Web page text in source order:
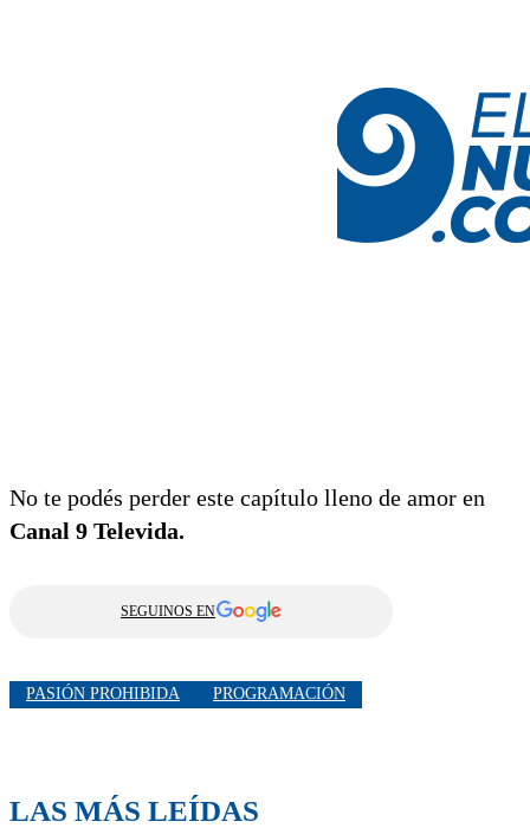
No te podés perder este capítulo lleno de amor en
Canal 9 Televida.
SEGUINOS EN
PASIÓN PROHIBIDA PROGRAMACIÓN
LAS MÁS LEÍDAS